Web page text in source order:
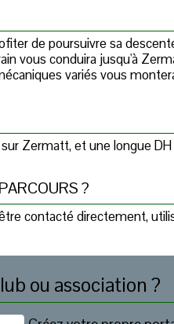
de poursuivre sa
vous conduira jusqu'à
variés vous
Zermatt, et une longue
?
contacté directement,
ou association ?